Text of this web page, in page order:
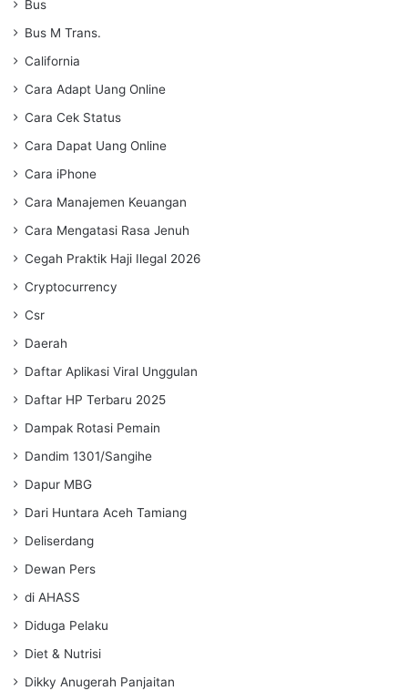
Bus
Bus M Trans.
California
Cara Adapt Uang Online
Cara Cek Status
Cara Dapat Uang Online
Cara iPhone
Cara Manajemen Keuangan
Cara Mengatasi Rasa Jenuh
Cegah Praktik Haji Ilegal 2026
Cryptocurrency
Csr
Daerah
Daftar Aplikasi Viral Unggulan
Daftar HP Terbaru 2025
Dampak Rotasi Pemain
Dandim 1301/Sangihe
Dapur MBG
Dari Huntara Aceh Tamiang
Deliserdang
Dewan Pers
di AHASS
Diduga Pelaku
Diet & Nutrisi
Dikky Anugerah Panjaitan